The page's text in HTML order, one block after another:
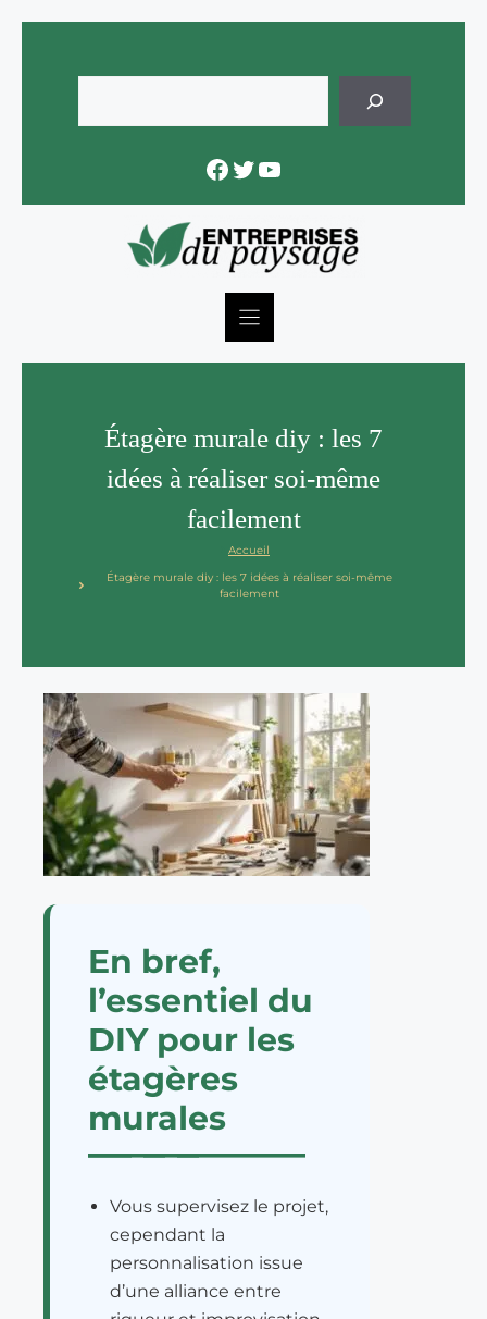
content
Facebook
Twitter
YouTube
Étagère murale diy : les 7
idées à réaliser soi-même
facilement
Accueil
Étagère murale diy : les 7 idées à réaliser soi-même
facilement
En bref,
l’essentiel du
DIY pour les
étagères
murales
Vous supervisez le projet,
cependant la
personnalisation issue
d’une alliance entre